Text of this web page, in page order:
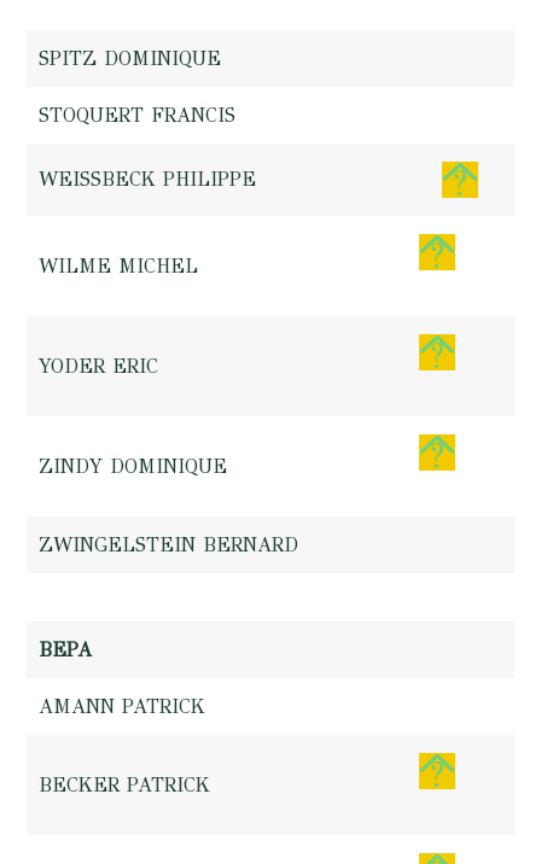
SPITZ DOMINIQUE
STOQUERT FRANCIS
WEISSBECK PHILIPPE
WILME MICHEL
YODER ERIC
ZINDY DOMINIQUE
ZWINGELSTEIN BERNARD
BEPA
AMANN PATRICK
BECKER PATRICK